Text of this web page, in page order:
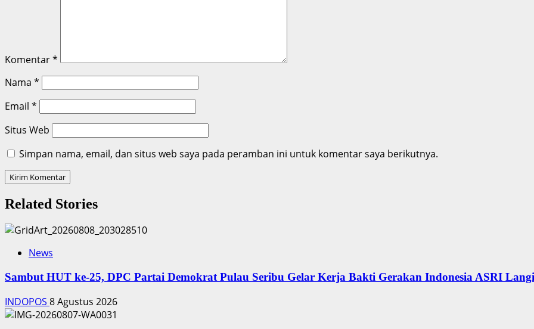
Komentar*
Nama *
Email *
Situs Web
Simpan nama, email, dan situs web saya pada peramban ini untuk komentar saya berikutnya.
Related Stories
News
‎Sambut HUT ke-25, DPC Partai Demokrat Pulau Seribu Gelar Kerja Bakti Gerakan Indonesia ASRI
INDOPOS 8 Agustus 2026